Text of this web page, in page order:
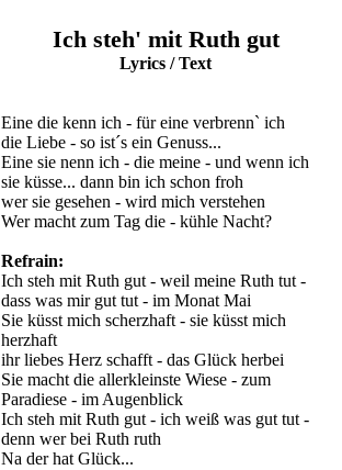
Ich steh' mit Ruth gut
Lyrics / Text
Eine die kenn ich - für eine verbrenn` ich
die Liebe - so ist´s ein Genuss...
Eine sie nenn ich - die meine - und wenn ich
sie küsse... dann bin ich schon froh
wer sie gesehen - wird mich verstehen
Wer macht zum Tag die - kühle Nacht?
Refrain:
Ich steh mit Ruth gut - weil meine Ruth tut -
dass was mir gut tut - im Monat Mai
Sie küsst mich scherzhaft - sie küsst mich
herzhaft
ihr liebes Herz schafft - das Glück herbei
Sie macht die allerkleinste Wiese - zum
Paradiese - im Augenblick
Ich steh mit Ruth gut - ich weiß was gut tut -
denn wer bei Ruth ruth
Na der hat Glück...